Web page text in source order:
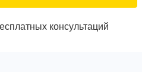
консультаций